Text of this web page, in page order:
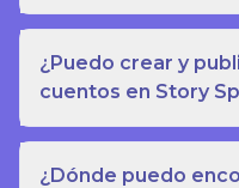
¿Puedo crear y
cuentos en Story
¿Dónde puedo